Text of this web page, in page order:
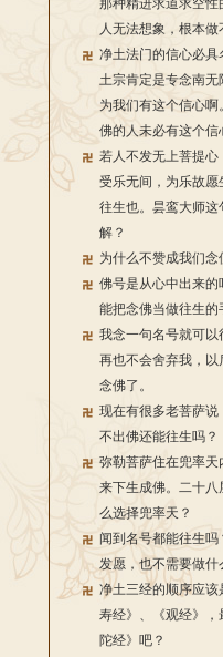
那种精进求道求空性
人无法想象，根本做
净土法门的信心必具
土宗肯定是专念南无
为我们有这个信心啊
佛的人未必有这个信
若人不发无上菩提心
受乐无间，为乐故愿
往生也。昙鸾大师这
解？
为什么不赞成我们念
佛号是从心中出来的
能把念佛当做往生的
我念一句名号就可以
再也不会舍弃我，以
念佛了。
现在有很多老菩萨说
不出佛还能往生吗？
弥勒菩萨住在兜率天
来下生成佛。二十八
么选择兜率天？
闻到名号都能往生吗
发愿，也不需要做什
净土三经的顺序应该
寿经》、《观经》，
陀经》吧？